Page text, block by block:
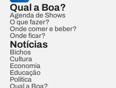
Qual a Boa?
Agenda de Shows
O que fazer?
Onde comer e beber?
Onde ficar?
Notícias
Bichos
Cultura
Economia
Educação
Política
Qual a Boa?